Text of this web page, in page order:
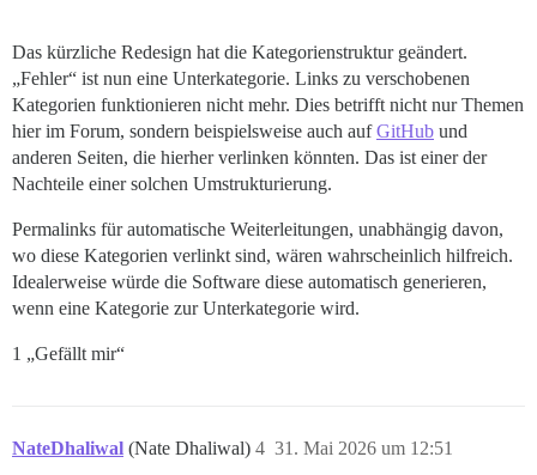
Das kürzliche Redesign hat die Kategorienstruktur geändert.
„Fehler“ ist nun eine Unterkategorie. Links zu verschobenen
Kategorien funktionieren nicht mehr. Dies betrifft nicht nur Themen
hier im Forum, sondern beispielsweise auch aufGitHub und
anderen Seiten, die hierher verlinken könnten. Das ist einer der
Nachteile einer solchen Umstrukturierung.
Permalinks für automatische Weiterleitungen, unabhängig davon,
wo diese Kategorien verlinkt sind, wären wahrscheinlich hilfreich.
Idealerweise würde die Software diese automatisch generieren,
wenn eine Kategorie zur Unterkategorie wird.
1 „Gefällt mir“
NateDhaliwal (Nate Dhaliwal) 31. Mai 2026 um 12:51
4